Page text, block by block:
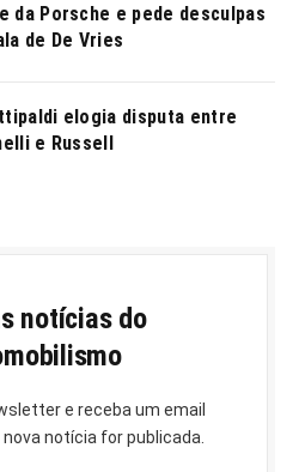
da Porsche e pede desculpas
de De Vries
elogia disputa entre
e Russell
notícias do
e receba um email
notícia for publicada.